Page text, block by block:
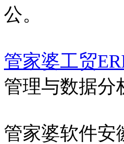
公。
管家婆工贸
管理与数据分
管家婆软件安